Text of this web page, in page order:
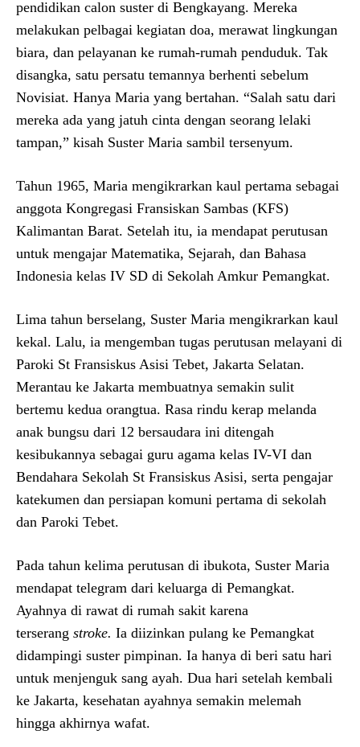
pendidikan calon suster di Bengkayang. Mereka
melakukan pelbagai kegiatan doa, merawat lingkungan
biara, dan pelayanan ke rumah-rumah penduduk. Tak
disangka, satu persatu temannya berhenti sebelum
Novisiat. Hanya Maria yang bertahan. “Salah satu dari
mereka ada yang jatuh cinta dengan seorang lelaki
tampan,” kisah Suster Maria sambil tersenyum.
Tahun 1965, Maria mengikrarkan kaul pertama sebagai
anggota Kongregasi Fransiskan Sambas (KFS)
Kalimantan Barat. Setelah itu, ia mendapat perutusan
untuk mengajar Matematika, Sejarah, dan Bahasa
Indonesia kelas IV SD di Sekolah Amkur Pemangkat.
Lima tahun berselang, Suster Maria mengikrarkan kaul
kekal. Lalu, ia mengemban tugas perutusan melayani di
Paroki St Fransiskus Asisi Tebet, Jakarta Selatan.
Merantau ke Jakarta membuatnya semakin sulit
bertemu kedua orangtua. Rasa rindu kerap melanda
anak bungsu dari 12 bersaudara ini ditengah
kesibukannya sebagai guru agama kelas IV-VI dan
Bendahara Sekolah St Fransiskus Asisi, serta pengajar
katekumen dan persiapan komuni pertama di sekolah
dan Paroki Tebet.
Pada tahun kelima perutusan di ibukota, Suster Maria
mendapat telegram dari keluarga di Pemangkat.
Ayahnya di rawat di rumah sakit karena
terserang stroke. Ia diizinkan pulang ke Pemangkat
didampingi suster pimpinan. Ia hanya di beri satu hari
untuk menjenguk sang ayah. Dua hari setelah kembali
ke Jakarta, kesehatan ayahnya semakin melemah
hingga akhirnya wafat.